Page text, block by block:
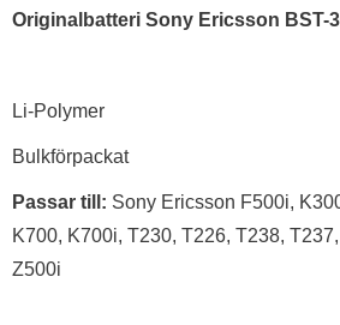
Produktbeskrivning
Originalbatteri Sony Ericsson BST-
Li-Polymer
Bulkförpackat
Passar till: Sony Ericsson F500i,
K700, K700i, T230, T226, T238,
Z500i